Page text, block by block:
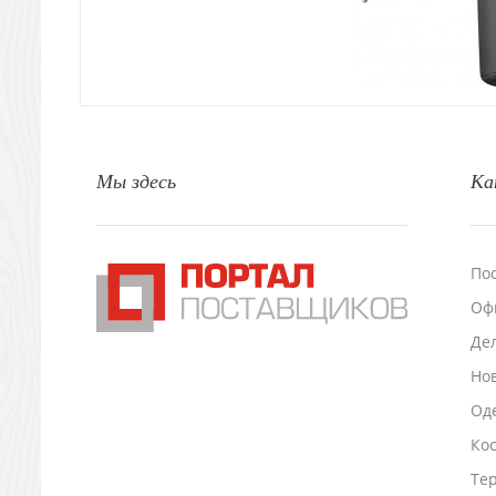
Подставки для визиток записок телефонов
Промо
Антистрессы
Мы здесь